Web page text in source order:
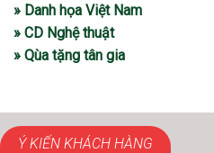
» Danh họa Việt Nam
» CD Nghệ thuật
» Qùa tặng tân gia
Ý KIẾN KHÁCH HÀNG